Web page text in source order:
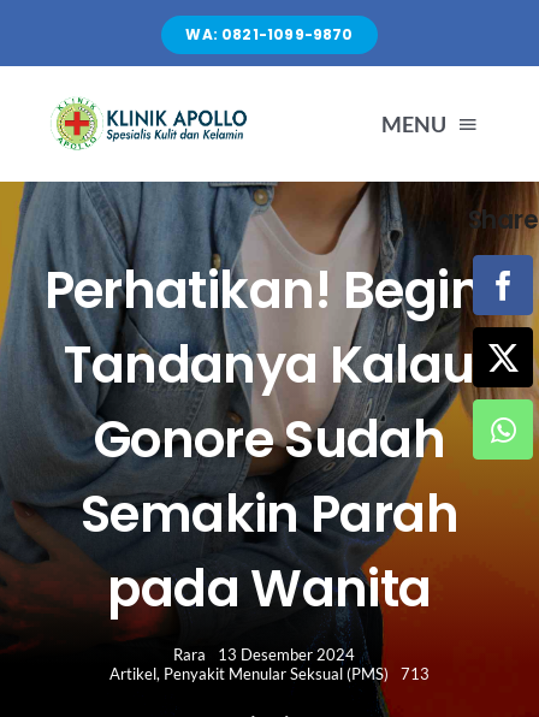
content
WA: 0821-1099-9870
MENU
TENTANG KAMI
LAYANAN
FASILITAS
ARTIKEL
HUBUNGI KAMI
Search
for:
Perhatikan! Begini
Tandanya Kalau
Gonore Sudah
Semakin Parah
pada Wanita
Rara
13 Desember 2024
Artikel, Penyakit Menular Seksual (PMS) 713
Share